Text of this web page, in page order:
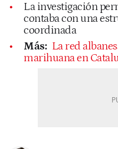
La investigación
contaba con una
coordinada
Más: La red
marihuana en